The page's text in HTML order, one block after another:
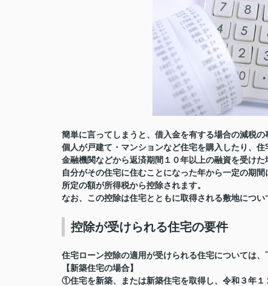
簡単に言ってしまうと、借入金を有する場合の減税の
個人が戸建て・マンションなど住宅を購入したり、住
金融機関などから返済期間１０年以上の融資を受け
自分がその住宅に住むことになった年から一定の期
所定の額が所得税から控除されます。
なお、この控除は住宅とともに取得される敷地につい
控除が受けられる住宅の要件
住宅ローン控除の適用が受けられる住宅については
【新築住宅の場合】
①住宅を新築、または新築住宅を取得し、令和３年１